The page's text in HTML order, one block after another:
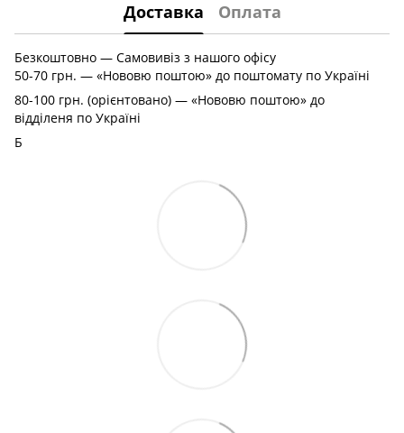
Доставка Оплата
Безкоштовно — Самовивіз з нашого офісу
50-70 грн. — «Нововю поштою» до поштомату по Україні
80-100 грн. (орієнтовано) — «Нововю поштою» до
відділеня по Україні
Б